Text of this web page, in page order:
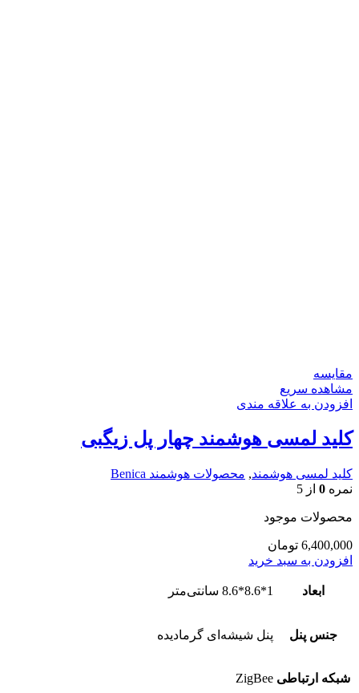
مقایسه
مشاهده سریع
افزودن به علاقه مندی
کلید لمسی هوشمند چهار پل زیگبی
کلید لمسی هوشمند, محصولات هوشمند Benica
نمره 0 از 5
محصولات موجود
6,400,000 تومان
افزودن به سبد خرید
ابعاد 1*8.6*8.6 سانتی‌متر
جنس پنل پنل شیشه‌ای گرمادیده
شبکه ارتباطی ZigBee